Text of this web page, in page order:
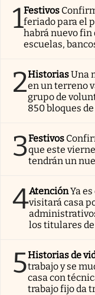
1Festivos
feriado para el
habrá nuevo fin
escuelas,
2HistoriasUna
en un terreno
grupo de
850 bloques
3Festivos
que este
tendrán un
4AtenciónYa
visitará casa
los titulares
5Historias de
trabajo y se
casa con
trabajo fijo da